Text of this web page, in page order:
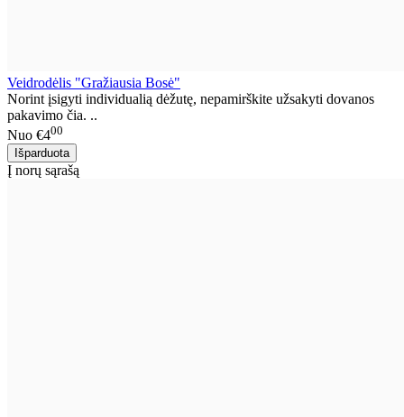
Veidrodėlis "Gražiausia Bosė"
Norint įsigyti individualią dėžutę, nepamirškite užsakyti dovanos
pakavimo čia. ..
Nuo €400
Į norų sąrašą